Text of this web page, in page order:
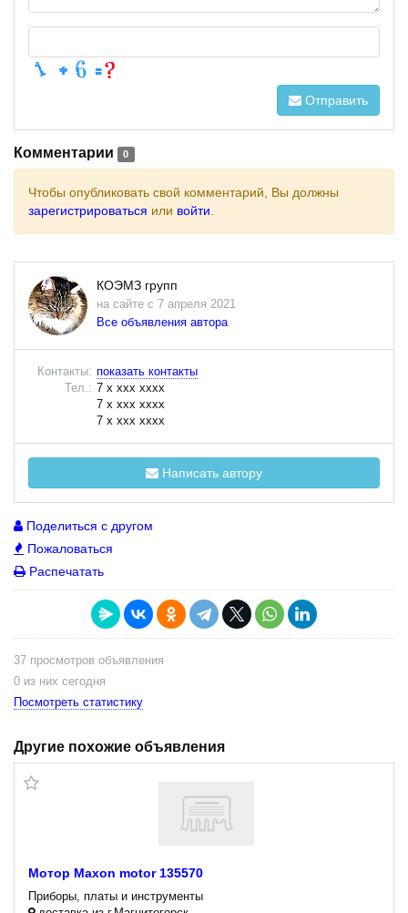
Отправить
Комментарии 0
Чтобы опубликовать свой комментарий, Вы должны
зарегистрироваться или войти
КОЭМЗ групп
на сайте с 7 апреля 2021
Все объявления автора
Контакты: показать контакты
Тел.: 7 x xxx xxxx
7 x xxx xxxx
7 x xxx xxxx
Написать автору
Поделиться с другом
Пожаловаться
Распечатать
37 просмотров объявления
0 из них сегодня
Посмотреть статистику
Другие похожие объявления
Мотор Maxon motor 135570
Приборы, платы и инструменты